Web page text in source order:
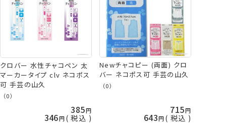
クロバー 水性チャコペン 太
マーカータイプ clv ネコポス
可 手芸の山久
（0）
385
346 税込
Newチャコピー (両面) クロ
バー ネコポス可 手芸の山久
（0）
715
643 税込